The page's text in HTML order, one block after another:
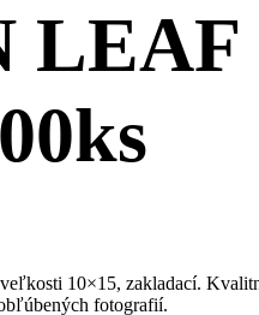
LEAF
10×15, zakladací.
fotografií.